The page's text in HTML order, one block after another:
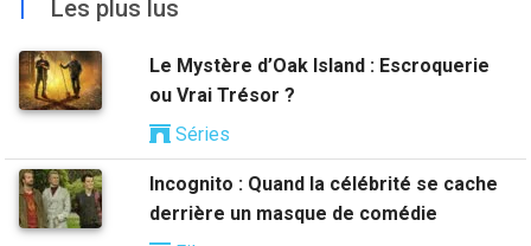
| Les plus lus
Le Mystère d’Oak Island : Escroquerie
ou Vrai Trésor ?
Séries
Incognito : Quand la célébrité se cache
derrière un masque de comédie